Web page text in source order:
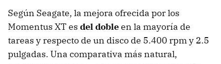
Según Seagate, la mejora ofrecida por los
Momentus XT es del dobleen la mayoría de
tareas y respecto de un disco de 5.400 rpm y 2.5
pulgadas. Una comparativa más natural,